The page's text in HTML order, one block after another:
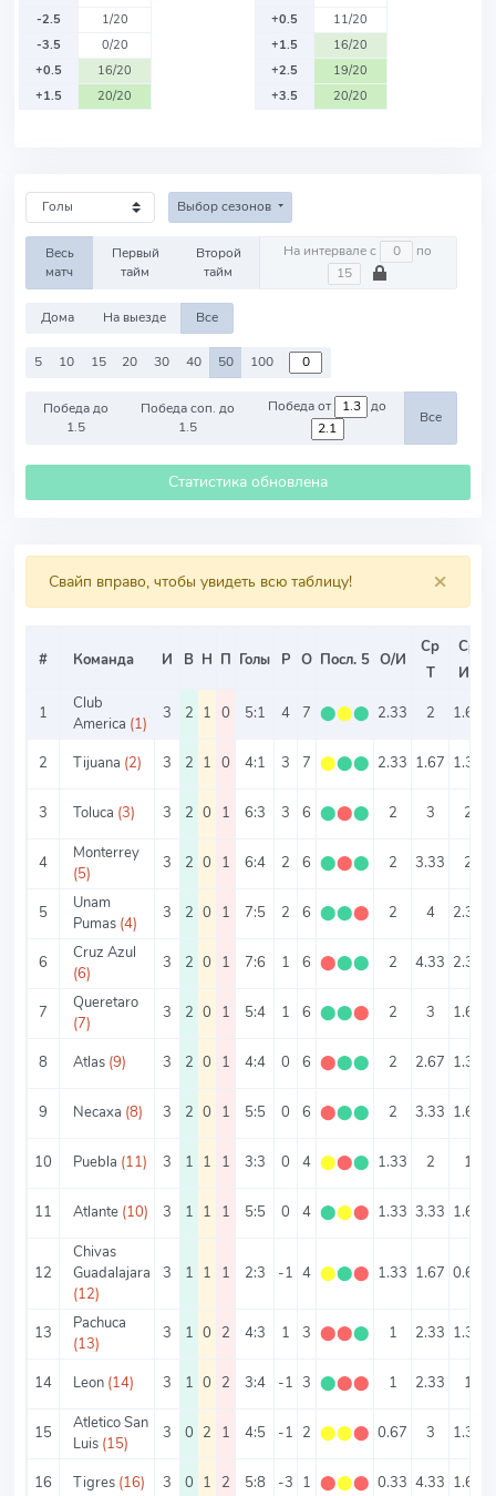
-2.5
1/20
-3.5
0/20
+0.5
16/20
+1.5
20/20
+0.5
11/20
+1.5
16/20
+2.5
19/20
+3.5
20/20
Выбор сезонов
Весь
матч
Первый
тайм
Второй
тайм
На интервале с по
Дома На выезде Все
5 10 15 20 30 40 50 100
Победа до
1.5
Победа соп. до
1.5
Победа от до
Все
Статистика обновлена
×
Свайп вправо, чтобы увидеть всю таблицу!
# Команда И В Н П Голы Р О Посл. 5 О/И
Ср
Т
Ср
ИТ
1
Club
America (1)
3 2 1 0 5:1 4 7 ⬤⬤⬤ 2.33 2 1.67
2 Tijuana (2) 3 2 1 0 4:1 3 7 ⬤⬤⬤ 2.33 1.67 1.33
3 Toluca (3) 3 2 0 1 6:3 3 6 ⬤⬤⬤ 2 3 2
4
Monterrey
(5)
3 2 0 1 6:4 2 6 ⬤⬤⬤ 2 3.33 2
5
Unam
Pumas (4)
3 2 0 1 7:5 2 6 ⬤⬤⬤ 2 4 2.33
6
Cruz Azul
(6)
3 2 0 1 7:6 1 6 ⬤⬤⬤ 2 4.33 2.33
7
Queretaro
(7)
3 2 0 1 5:4 1 6 ⬤⬤⬤ 2 3 1.67
8 Atlas (9) 3 2 0 1 4:4 0 6 ⬤⬤⬤ 2 2.67 1.33
9 Necaxa (8) 3 2 0 1 5:5 0 6 ⬤⬤⬤ 2 3.33 1.67
10 Puebla (11) 3 1 1 1 3:3 0 4 ⬤⬤⬤ 1.33 2 1
11 Atlante (10) 3 1 1 1 5:5 0 4 ⬤⬤⬤ 1.33 3.33 1.67
12
Chivas
Guadalajara
(12)
3 1 1 1 2:3 -1 4 ⬤⬤⬤ 1.33 1.67 0.67
13
Pachuca
(13)
3 1 0 2 4:3 1 3 ⬤⬤⬤ 1 2.33 1.33
14 Leon (14) 3 1 0 2 3:4 -1 3 ⬤⬤⬤ 1 2.33 1
15
Atletico San
Luis (15)
3 0 2 1 4:5 -1 2 ⬤⬤⬤ 0.67 3 1.33
16 Tigres (16) 3 0 1 2 5:8 -3 1 ⬤⬤⬤ 0.33 4.33 1.67